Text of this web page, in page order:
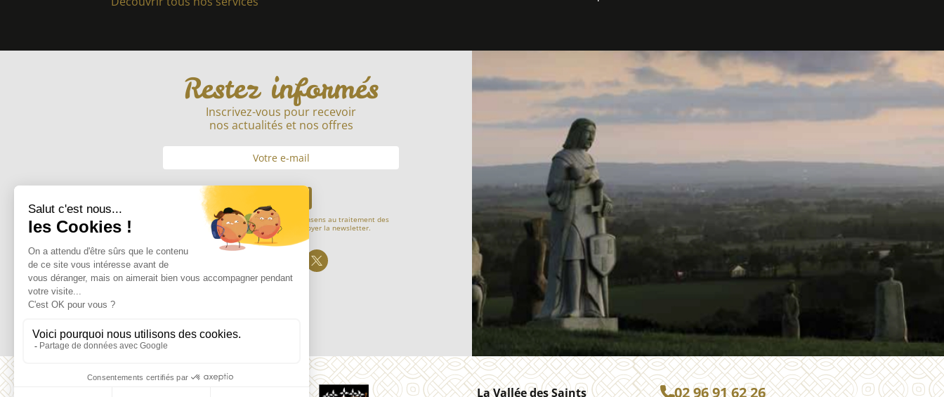
Restez informés
Inscrivez-vous pour recevoir
nos actualités et nos offres
En soumettant mon adresse mail, je consens au traitement des
informations saisies afin de m’envoyer la newsletter.
La Vallée des Saints 02 96 91 62 26